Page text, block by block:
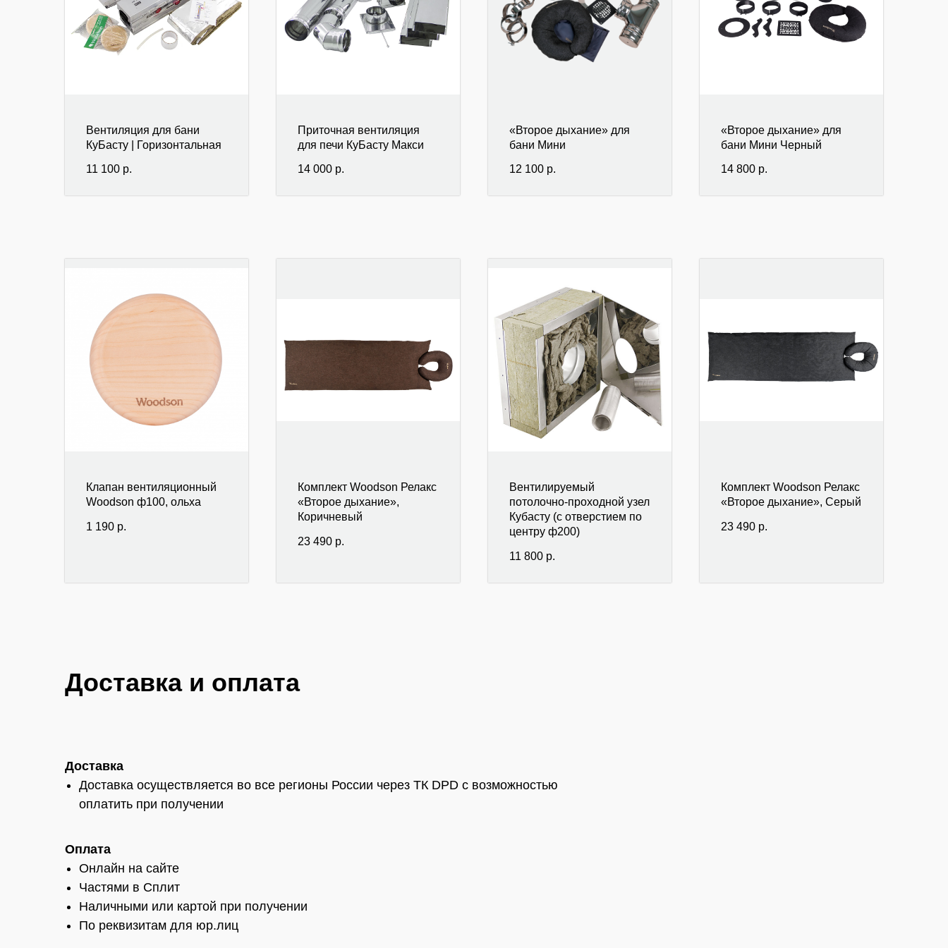
Вентиляция для бани
КуБасту | Горизонтальная
11 100 р.
Приточная вентиляция
для печи КуБасту Макси
14 000 р.
«Второе дыхание» для
бани Мини
12 100 р.
«Второе дыхание» для
бани Мини Черный
14 800 р.
Клапан вентиляционный
Woodson ф100, ольха
1 190 р.
Комплект Woodson Релакс
«Второе дыхание»,
Коричневый
23 490 р.
Вентилируемый
потолочно-проходной узел
Кубасту (с отверстием по
центру ф200)
11 800 р.
Комплект Woodson Релакс
«Второе дыхание», Серый
23 490 р.
Доставка и оплата
Доставка
Доставка осуществляется во все регионы России через ТК DPD с возможностью
оплатить при получении
Оплата
Онлайн на сайте
Частями в Сплит
Наличными или картой при получении
По реквизитам для юр.лиц